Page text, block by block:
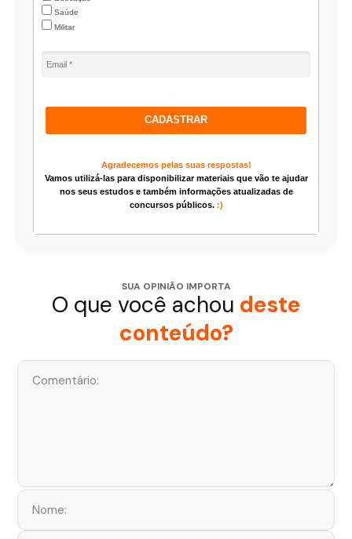
Saúde
Militar
CADASTRAR
Agradecemos pelas suas respostas!
Vamos utilizá-las para disponibilizar materiais que vão te ajudar
nos seus estudos e também informações atualizadas de
concursos públicos. :)
SUA OPINIÃO IMPORTA
O que você achou deste
conteúdo?